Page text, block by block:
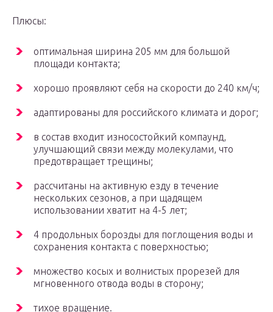
Плюсы:
оптимальная ширина 205 мм для большой
площади контакта;
хорошо проявляют себя на скорости до 240 км/ч;
адаптированы для российского климата и дорог;
в состав входит износостойкий компаунд,
улучшающий связи между молекулами, что
предотвращает трещины;
рассчитаны на активную езду в течение
нескольких сезонов, а при щадящем
использовании хватит на 4-5 лет;
4 продольных борозды для поглощения воды и
сохранения контакта с поверхностью;
множество косых и волнистых прорезей для
мгновенного отвода воды в сторону;
тихое вращение.